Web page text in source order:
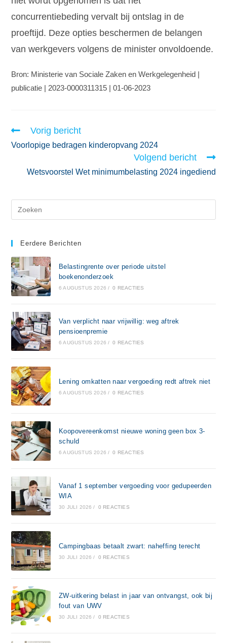
concurrentiebeding vervalt bij ontslag in de
proeftijd. Deze opties beschermen de belangen
van werkgevers volgens de minister onvoldoende.
Bron: Ministerie van Sociale Zaken en Werkgelegenheid |
publicatie | 2023-0000311315 | 01-06-2023
Vorig bericht
Voorlopige bedragen kinderopvang 2024
Volgend bericht
Wetsvoorstel Wet minimumbelasting 2024 ingediend
Eerdere Berichten
Belastingrente over periode uitstel
boekenonderzoek
6 AUGUSTUS 2026 / 0 REACTIES
Van verplicht naar vrijwillig: weg aftrek
pensioenpremie
6 AUGUSTUS 2026 / 0 REACTIES
Lening omkatten naar vergoeding redt aftrek niet
6 AUGUSTUS 2026 / 0 REACTIES
Koopovereenkomst nieuwe woning geen box 3-
schuld
6 AUGUSTUS 2026 / 0 REACTIES
Vanaf 1 september vergoeding voor gedupeerden
WIA
30 JULI 2026 / 0 REACTIES
Campingbaas betaalt zwart: naheffing terecht
30 JULI 2026 / 0 REACTIES
ZW-uitkering belast in jaar van ontvangst, ook bij
fout van UWV
30 JULI 2026 / 0 REACTIES